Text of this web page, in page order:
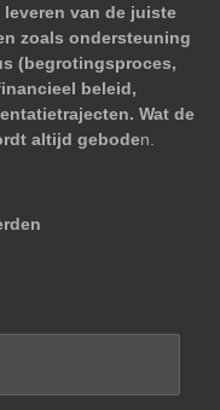
van de juiste
zoals ondersteuning
(begrotingsproces,
beleid,
Wat de
altijd geboden.